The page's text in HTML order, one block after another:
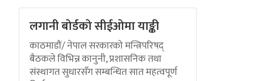
लगानी बोर्डको सीईओमा याङ्की
काठमाडौं/ नेपाल सरकारको मन्त्रिपरिषद्
बैठकले विभिन्न कानुनी, प्रशासनिक तथा
संस्थागत सुधारसँग सम्बन्धित सात महत्वपूर्ण